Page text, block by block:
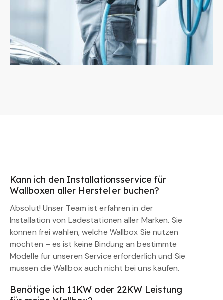
Kann ich den Installationsservice für
Wallboxen aller Hersteller buchen?
Absolut! Unser Team ist erfahren in der
Installation von Ladestationen aller Marken. Sie
können frei wählen, welche Wallbox Sie nutzen
möchten – es ist keine Bindung an bestimmte
Modelle für unseren Service erforderlich und Sie
müssen die Wallbox auch nicht bei uns kaufen.
Benötige ich 11KW oder 22KW Leistung